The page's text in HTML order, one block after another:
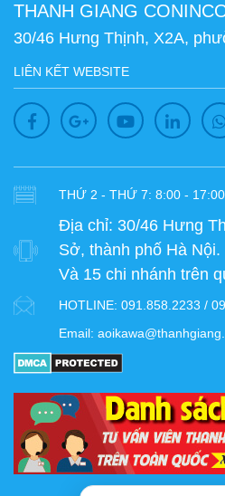
THANH GIANG
30/46 Hưng Thịnh, X2A,
LIÊN KẾT WEBSITE
THỨ 2 - THỨ 7: 8:00 - 17:00
Địa chỉ: 30/46 Hưng
Sở, thành phố Hà Nội.
Và 15 chi nhánh trên
HOTLINE: 091.858.2233 /
Email: